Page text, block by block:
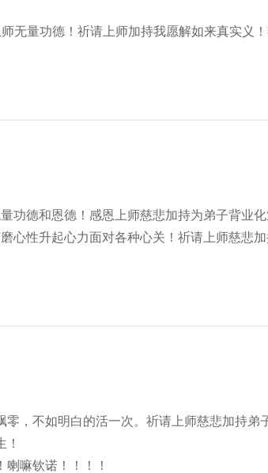
无量功德！祈请上师加持我愿解如来真实义
功德和恩德！感恩上师慈悲加持为弟子背业
心性升起心力面对各种心关！祈请上师慈悲加
，不如明白的活一次。祈请上师慈悲加持弟
嘛钦诺！！！！